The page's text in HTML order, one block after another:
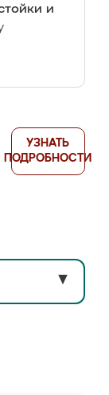
и
УЗНАТЬ
ПОДРОБНОСТИ
▼